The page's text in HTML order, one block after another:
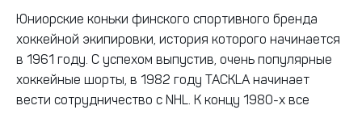
Юниорские коньки финского спортивного бренда
хоккейной экипировки, история которого начинается
в 1961 году. С успехом выпустив, очень популярные
хоккейные шорты, в 1982 году TACKLA начинает
вести сотрудничество с NHL. К концу 1980-х все